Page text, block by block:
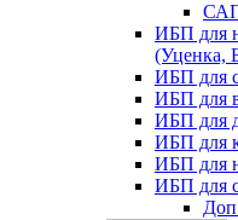
ИБП для
(Уценка,
ИБП для
ИБП для
ИБП для
ИБП для
ИБП для
ИБП для